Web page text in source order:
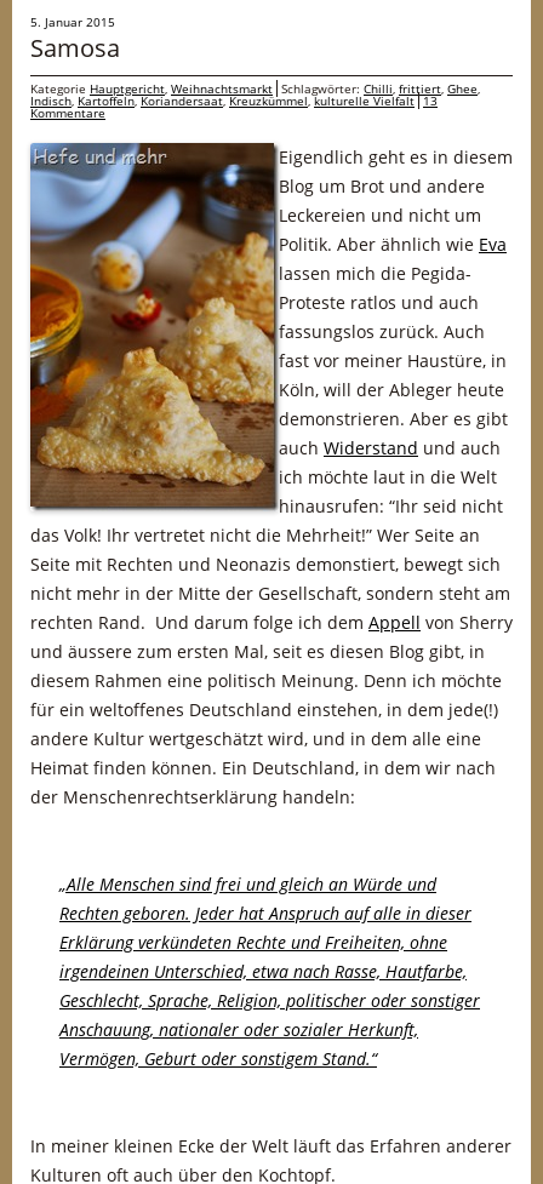
5. Januar 2015
Samosa
Kategorie Hauptgericht, Weihnachtsmarkt Schlagwörter: Chilli, frittiert, Ghee,
Indisch, Kartoffeln,Koriandersaat,Kreuzkümmel,kulturelle Vielfalt 13
Kommentare
Eigendlich geht es in diesem
Blog um Brot und andere
Leckereien und nicht um
Politik. Aber ähnlich wie Eva
lassen mich die Pegida-
Proteste ratlos und auch
fassungslos zurück. Auch
fast vor meiner Haustüre, in
Köln, will der Ableger heute
demonstrieren. Aber es gibt
auch Widerstand und auch
ich möchte laut in die Welt
hinausrufen: “Ihr seid nicht
das Volk! Ihr vertretet nicht die Mehrheit!” Wer Seite an
Seite mit Rechten und Neonazis demonstiert, bewegt sich
nicht mehr in der Mitte der Gesellschaft, sondern steht am
rechten Rand. Und darum folge ich dem Appell von Sherry
und äussere zum ersten Mal, seit es diesen Blog gibt, in
diesem Rahmen eine politisch Meinung. Denn ich möchte
für ein weltoffenes Deutschland einstehen, in dem jede(!)
andere Kultur wertgeschätzt wird, und in dem alle eine
Heimat finden können. Ein Deutschland, in dem wir nach
der Menschenrechtserklärung handeln:
„Alle Menschen sind frei und gleich an Würde und
Rechten geboren. Jeder hat Anspruch auf alle in dieser
Erklärung verkündeten Rechte und Freiheiten, ohne
irgendeinen Unterschied, etwa nach Rasse, Hautfarbe,
Geschlecht, Sprache, Religion, politischer oder sonstiger
Anschauung, nationaler oder sozialer Herkunft,
Vermögen, Geburt oder sonstigem Stand.“
In meiner kleinen Ecke der Welt läuft das Erfahren anderer
Kulturen oft auch über den Kochtopf.